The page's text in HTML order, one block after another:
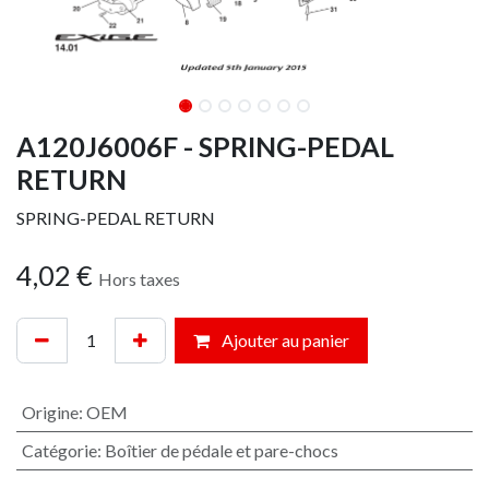
A120J6006F - SPRING-PEDAL
RETURN
SPRING-PEDAL RETURN
4,02 € Hors taxes
Ajouter au panier
Origine: OEM
Catégorie: Boîtier de pédale et pare-chocs